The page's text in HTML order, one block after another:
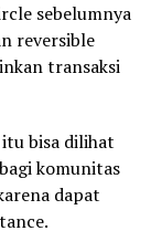
sebelumnya
reversible
transaksi
bisa dilihat
komunitas
dapat